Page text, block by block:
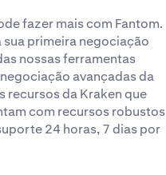
fazer mais com Fantom.
sua primeira negociação
nossas ferramentas
avançadas da
recursos da Kraken que
com recursos robustos
24 horas, 7 dias por